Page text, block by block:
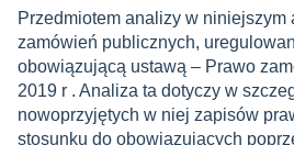
Przedmiotem analizy w niniejszym
zamówień publicznych,
obowiązującą ustawą – Prawo
2019 r . Analiza ta dotyczy w
nowoprzyjętych w niej zapisów
stosunku do obowiązujących